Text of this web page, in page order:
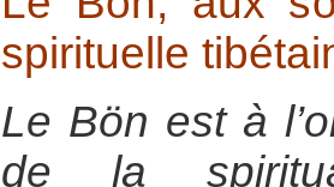
spirituelle
Le Bön est à
de la